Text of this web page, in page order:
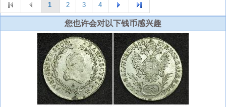
1 2 3 4
您也许会对以下钱币感兴趣